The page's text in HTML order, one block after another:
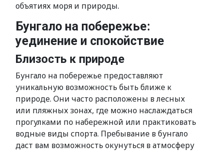
объятиях моря и природы.
Бунгало на побережье:
уединение и спокойствие
Близость к природе
Бунгало на побережье предоставляют
уникальную возможность быть ближе к
природе. Они часто расположены в лесных
или пляжных зонах, где можно наслаждаться
прогулками по набережной или практиковать
водные виды спорта. Пребывание в бунгало
даст вам возможность окунуться в атмосферу